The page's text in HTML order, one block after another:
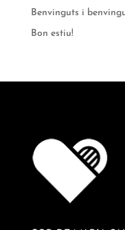
Benvinguts i
Bon estiu!